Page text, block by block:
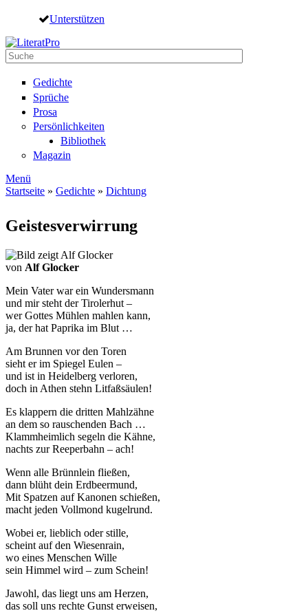
Direkt zum Inhalt
Unterstützen
Suche
Gedichte
Sprüche
Prosa
Persönlichkeiten
Bibliothek
Magazin
Menü
Startseite » Gedichte » Dichtung
Geistesverwirrung
von Alf Glocker
Mein Vater war ein Wundersmann
und mir steht der Tirolerhut –
wer Gottes Mühlen mahlen kann,
ja, der hat Paprika im Blut …
Am Brunnen vor den Toren
sieht er im Spiegel Eulen –
und ist in Heidelberg verloren,
doch in Athen stehn Litfaßsäulen!
Es klappern die dritten Mahlzähne
an dem so rauschenden Bach …
Klammheimlich segeln die Kähne,
nachts zur Reeperbahn – ach!
Wenn alle Brünnlein fließen,
dann blüht dein Erdbeermund,
Mit Spatzen auf Kanonen schießen,
macht jeden Vollmond kugelrund.
Wobei er, lieblich oder stille,
scheint auf den Wiesenrain,
wo eines Menschen Wille
sein Himmel wird – zum Schein!
Jawohl, das liegt uns am Herzen,
das soll uns rechte Gunst erweisen,